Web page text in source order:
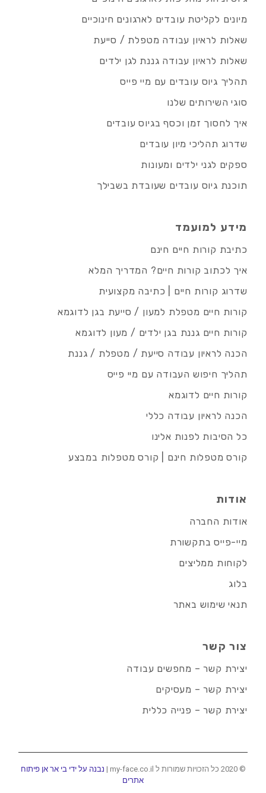
מיונים לקליטת עובדים לארגונים חינוכיים
שאלות לראיון עבודה מטפלת / סייעת
שאלות לראיון עבודה גננת לגן ילדים
תהליך גיוס עובדים עם מיי פייס
סוגי השירותים שלנו
איך לחסוך זמן וכסף בגיוס עובדים
שדרוג תהליכי מיון עובדים
ספקים לגני ילדים ומעונות
תוכנת גיוס עובדים שעובדת בשבילך
מידע למועמד
כתיבת קורות חיים חינם
איך לכתוב קורות חיים? המדריך המלא
שדרוג קורות חיים | כתיבה מקצועית
קורות חיים מטפלת למעון / סייעת בגן לדוגמא
קורות חיים גננת בגן ילדים / מעון לדוגמא
הכנה לראיון עבודה סייעת / מטפלת / גננת
תהליך חיפוש העבודה עם מיי פייס
קורות חיים לדוגמא
הכנה לראיון עבודה כללי
כל הסיבות לפנות אלינו
קורס מטפלות חינם | קורס מטפלות במבצע
אודות
אודות החברה
מיי-פייס בתקשורת
לקוחות ממליצים
בלוג
תנאי שימוש באתר
צור קשר
יצירת קשר – מחפשים עבודה
יצירת קשר – מעסיקים
יצירת קשר – פנייה כללית
© 2020 כל הזכויות שמורות ל my-face.co.il |
נבנה על ידי בי אר אן פיתוח
אתרים